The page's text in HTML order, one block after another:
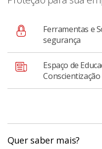
Ferramentas e
segurança
Acesse as principais
conta e do aplicativo em
Espaço de
Conscientização
Quer saber mais?